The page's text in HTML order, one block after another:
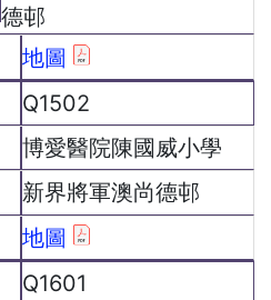
德邨
地圖
Q1502
博愛醫院陳國威小學
新界將軍澳尚德邨
地圖
Q1601